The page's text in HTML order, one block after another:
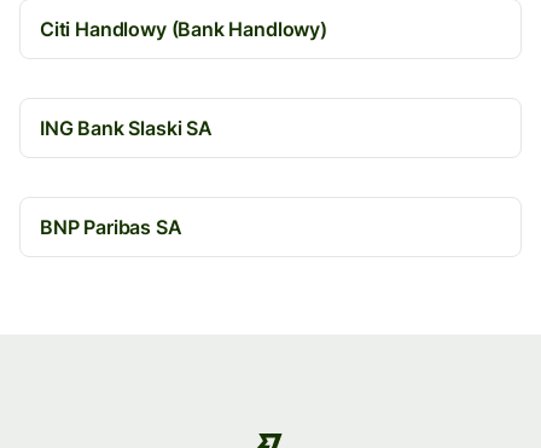
Citi Handlowy (Bank Handlowy)
ING Bank Slaski SA
BNP Paribas SA